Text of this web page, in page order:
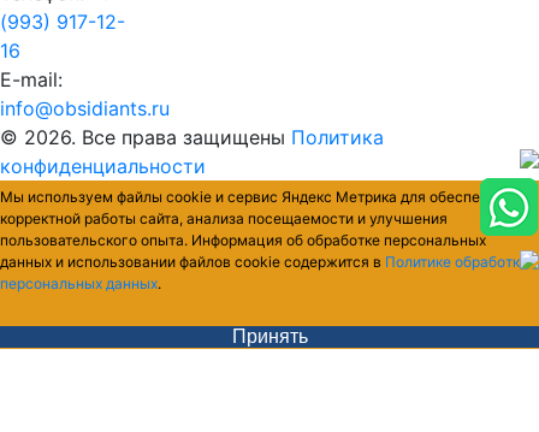
(993) 917-12-
16
E-mail:
info@obsidiants.ru
© 2026. Все права защищены Политика
конфиденциальности
Мы используем файлы cookie и сервис Яндекс Метрика для обеспечения
корректной работы сайта, анализа посещаемости и улучшения
пользовательского опыта. Информация об обработке персональных
данных и использовании файлов cookie содержится в Политике обработки
персональных данных.
Принять